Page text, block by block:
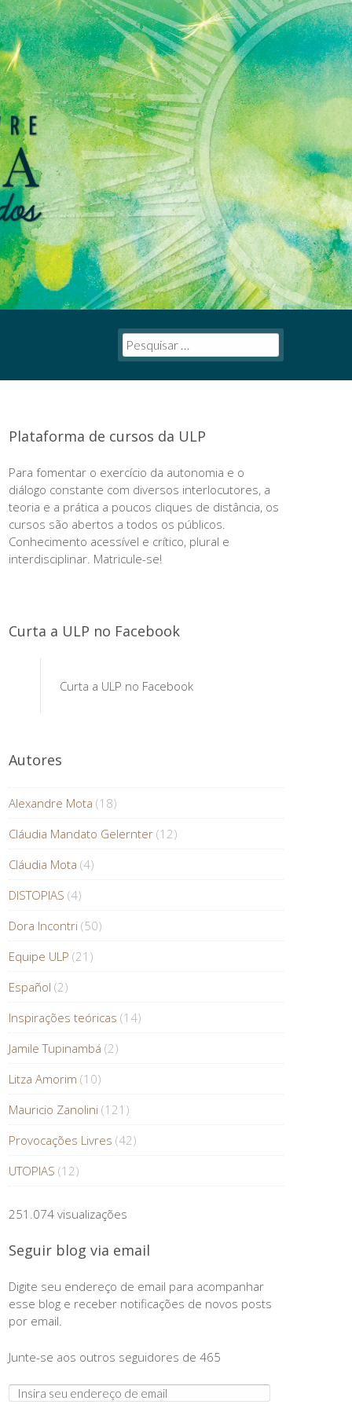
Pesquisar
por:
Plataforma de cursos da ULP
Para fomentar o exercício da autonomia e o
diálogo constante com diversos interlocutores, a
teoria e a prática a poucos cliques de distância, os
cursos são abertos a todos os públicos.
Conhecimento acessível e crítico, plural e
interdisciplinar. Matricule-se!
Curta a ULP no Facebook
Curta a ULP no Facebook
Autores
Alexandre Mota (18)
Cláudia Mandato Gelernter (12)
Cláudia Mota (4)
DISTOPIAS (4)
Dora Incontri (50)
Equipe ULP (21)
Español (2)
Inspirações teóricas (14)
Jamile Tupinambá (2)
Litza Amorim (10)
Mauricio Zanolini (121)
Provocações Livres (42)
UTOPIAS (12)
251.074 visualizações
Seguir blog via email
Digite seu endereço de email para acompanhar
esse blog e receber notificações de novos posts
por email.
Junte-se aos outros seguidores de 465